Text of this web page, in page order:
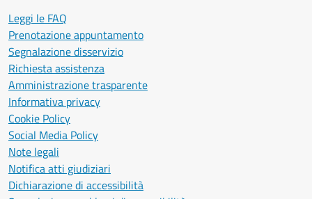
Leggi le FAQ
Prenotazione appuntamento
Segnalazione disservizio
Richiesta assistenza
Amministrazione trasparente
Informativa privacy
Cookie Policy
Social Media Policy
Note legali
Notifica atti giudiziari
Dichiarazione di accessibilità